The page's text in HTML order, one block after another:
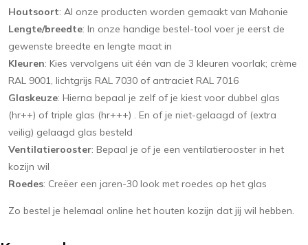
Houtsoort: Al onze producten worden gemaakt van Mahonie
Lengte/breedte: In onze handige bestel-tool voer je eerst de
gewenste breedte en lengte maat in
Kleuren: Kies vervolgens uit één van de 3 kleuren voorlak; crème
RAL 9001, lichtgrijs RAL 7030 of antraciet RAL 7016
Glaskeuze: Hierna bepaal je zelf of je kiest voor dubbel glas
(hr++) of triple glas (hr+++) . En of je niet-gelaagd of (extra
veilig) gelaagd glas besteld
Ventilatierooster: Bepaal je of je een ventilatierooster in het
kozijn wil
Roedes: Creëer een jaren-30 look met roedes op het glas
Zo bestel je helemaal online het houten kozijn dat jij wil hebben.